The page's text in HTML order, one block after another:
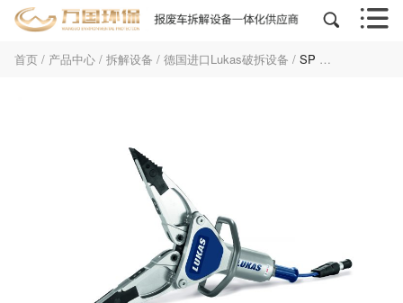
 
首页 / 产品中心 / 拆解设备 / 德国进口Lukas破拆设备 / SP 555重型工业扩张器